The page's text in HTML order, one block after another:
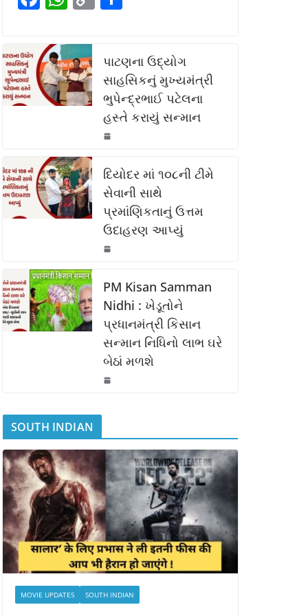
o
k
p n
c
e
b
o
k
at
s
A
p
y
Li
n
k
e
પાટણના ઉદ્યોગ
સાહસિકનું મુખ્યમંત્રી
ભુપેન્દ્રભાઈ પટેલના
હસ્તે કરાયું સન્માન
દિયોદર માં ૧૦૮ની ટીમે
સેવાની સાથે
પ્રમાંણિકતાનું ઉત્તમ
ઉદાહરણ આપ્યું
PM Kisan Samman
Nidhi : ખેડૂતોને
પ્રધાનમંત્રી કિસાન
સન્માન નિધિનો લાભ ઘરે
બેઠાં મળશે
SOUTH INDIAN
MOVIE UPDATES SOUTH INDIAN